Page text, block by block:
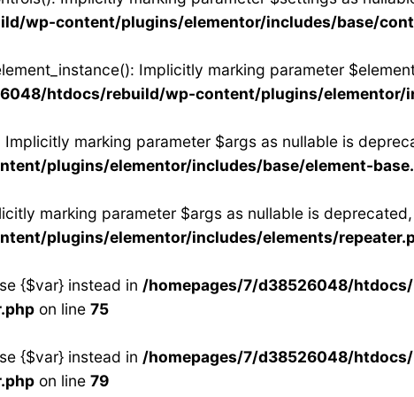
wp-content/plugins/elementor/includes/base/
Implicitly marking parameter
htdocs/rebuild/wp-content/plugins/elementor/
Implicitly marking parameter $args as nullable is
plugins/elementor/includes/base/element-
marking parameter $args as nullable is
plugins/elementor/includes/elements/
{$var} instead in /homepages/7/d38526048/
on line 75
{$var} instead in /homepages/7/d38526048/
on line 79